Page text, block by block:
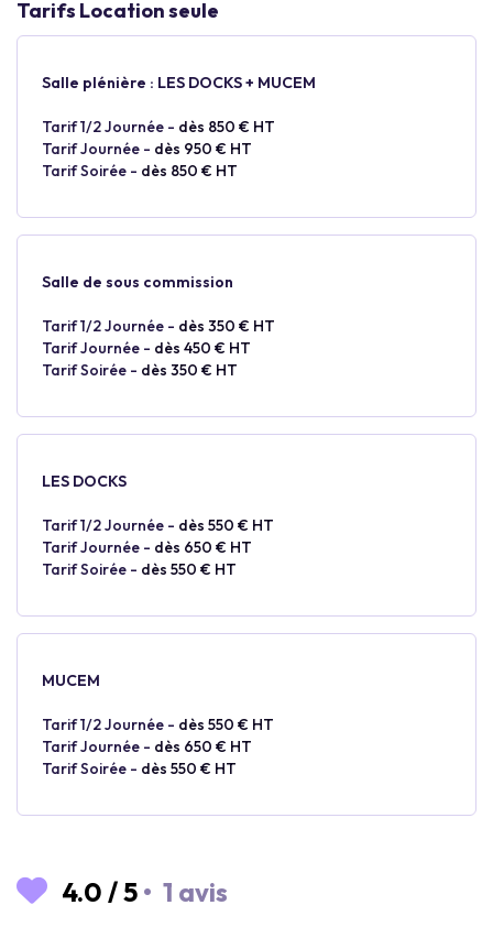
Tarifs Location seule
Salle plénière : LES DOCKS + MUCEM
Tarif 1/2 Journée - dès 850 € HT
Tarif Journée - dès 950 € HT
Tarif Soirée - dès 850 € HT
Salle de sous commission
Tarif 1/2 Journée - dès 350 € HT
Tarif Journée - dès 450 € HT
Tarif Soirée - dès 350 € HT
LES DOCKS
Tarif 1/2 Journée - dès 550 € HT
Tarif Journée - dès 650 € HT
Tarif Soirée - dès 550 € HT
MUCEM
Tarif 1/2 Journée - dès 550 € HT
Tarif Journée - dès 650 € HT
Tarif Soirée - dès 550 € HT
4.0 /5 • 1 avis